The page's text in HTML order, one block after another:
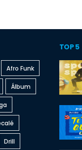
Afro Funk
Álbum
Drill
TOP 5